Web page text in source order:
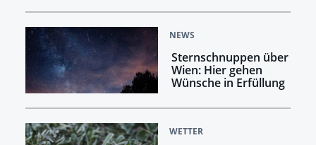
NEWS
Sternschnuppen über
Wien: Hier gehen
Wünsche in Erfüllung
WETTER